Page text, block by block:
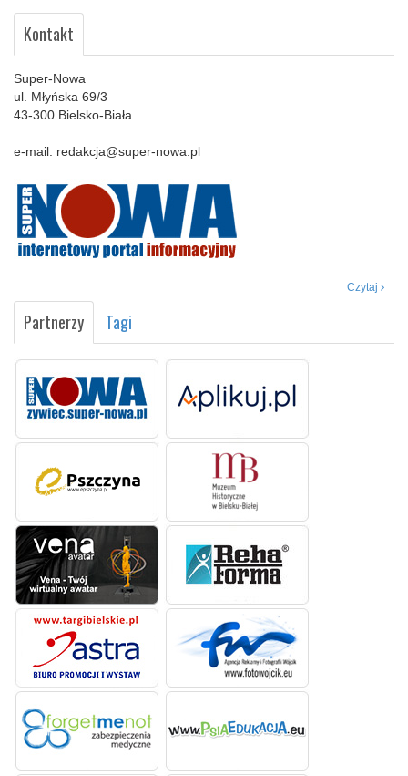
Kontakt
Super-Nowa
ul. Młyńska 69/3
43-300 Bielsko-Biała
e-mail: redakcja@super-nowa.pl
Czytaj
Partnerzy Tagi